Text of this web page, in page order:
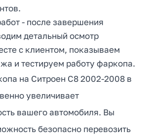
- после завершения
детальный осмотр
с клиентом, показываем
и тестируем работу фаркопа.
на Ситроен С8 2002-2008 в
увеличивает
вашего автомобиля. Вы
безопасно перевозить